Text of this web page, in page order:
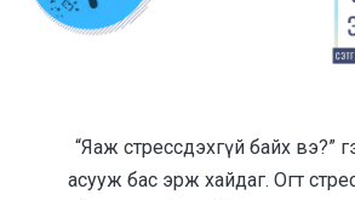
“Яаж стрессдэхгүй байх вэ?”
асууж бас эрж хайдаг. Огт